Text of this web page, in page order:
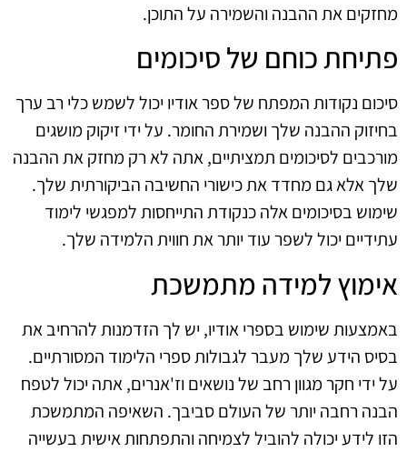
מחזקים את ההבנה והשמירה על התוכן.
פתיחת כוחם של סיכומים
סיכום נקודות המפתח של ספר אודיו יכול לשמש כלי רב ערך
בחיזוק ההבנה שלך ושמירת החומר. על ידי זיקוק מושגים
מורכבים לסיכומים תמציתיים, אתה לא רק מחזק את ההבנה
שלך אלא גם מחדד את כישורי החשיבה הביקורתית שלך.
שימוש בסיכומים אלה כנקודת התייחסות למפגשי לימוד
עתידיים יכול לשפר עוד יותר את חווית הלמידה שלך.
אימוץ למידה מתמשכת
באמצעות שימוש בספרי אודיו, יש לך הזדמנות להרחיב את
בסיס הידע שלך מעבר לגבולות ספרי הלימוד המסורתיים.
על ידי חקר מגוון רחב של נושאים וז'אנרים, אתה יכול לטפח
הבנה רחבה יותר של העולם סביבך. השאיפה המתמשכת
הזו לידע יכולה להוביל לצמיחה והתפתחות אישית בעשייה